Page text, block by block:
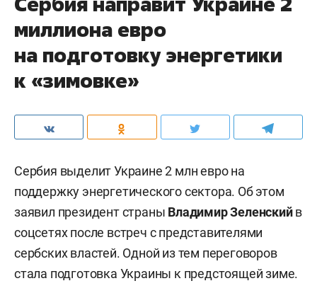
миллиона евро
на подготовку энергетики
к «зимовке»
Сербия выделит Украине 2 млн евро на
поддержку энергетического сектора. Об этом
заявил президент страны Владимир Зеленскийв
соцсетях после встреч с представителями
сербских властей. Одной из тем переговоров
стала подготовка Украины к предстоящей зиме.